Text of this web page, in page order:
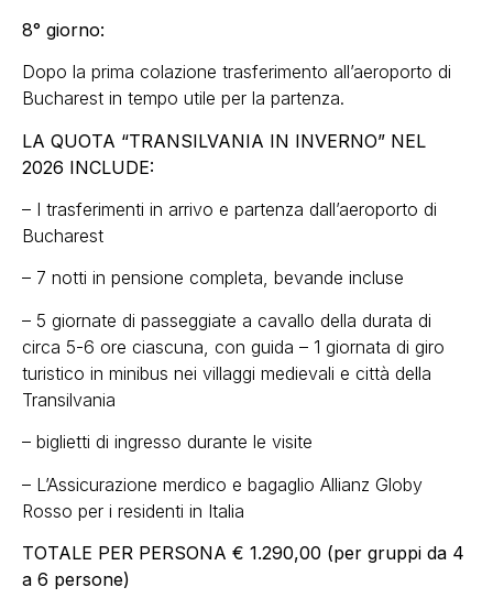
8° giorno:
Dopo la prima colazione trasferimento all’aeroporto di
Bucharest in tempo utile per la partenza.
LA QUOTA “TRANSILVANIA IN INVERNO” NEL
2026 INCLUDE:
– I trasferimenti in arrivo e partenza dall’aeroporto di
Bucharest
– 7 notti in pensione completa, bevande incluse
– 5 giornate di passeggiate a cavallo della durata di
circa 5-6 ore ciascuna, con guida – 1 giornata di giro
turistico in minibus nei villaggi medievali e città della
Transilvania
– biglietti di ingresso durante le visite
– L’Assicurazione merdico e bagaglio Allianz Globy
Rosso per i residenti in Italia
TOTALE PER PERSONA € 1.290,00 (per gruppi da 4
a 6 persone)